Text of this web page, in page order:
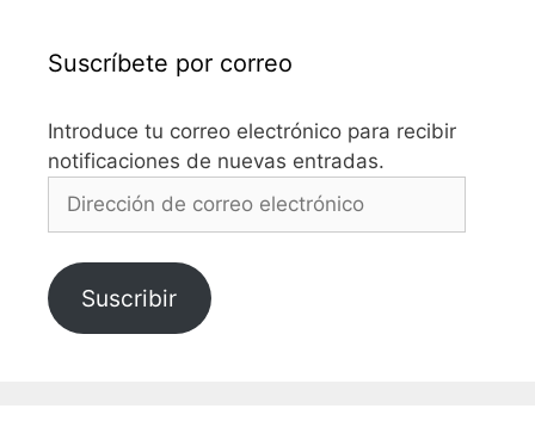
Suscríbete por correo
Introduce tu correo electrónico para recibir
notificaciones de nuevas entradas.
de
electrónico
Suscribir